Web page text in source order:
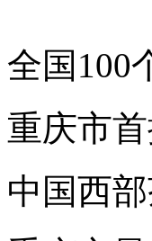
全国100
重庆市
中国西